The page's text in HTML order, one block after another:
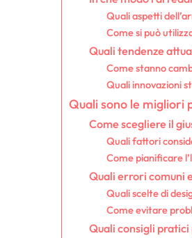
Quali aspetti
Come si può
Quali tendenze
Come stanno
Quali innovazioni
Quali sono le migliori
Come scegliere il
Quali fattori
Come pianificare
Quali errori comuni
Quali scelte di
Come evitare
Quali consigli